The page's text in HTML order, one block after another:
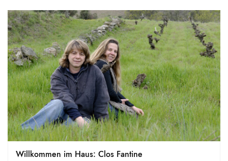
Willkommen im Haus: Clos Fantine